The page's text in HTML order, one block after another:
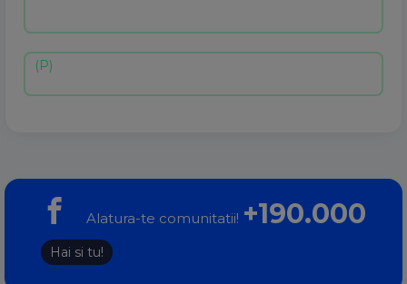
Alatura-te comunitatii! +190.000
Hai si tu!